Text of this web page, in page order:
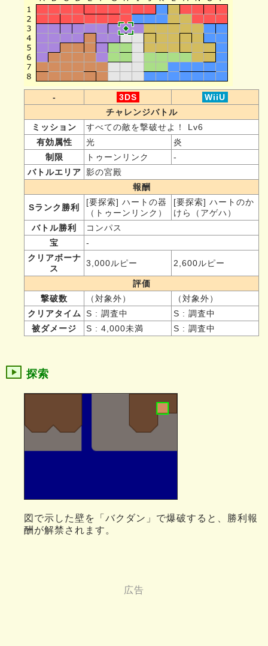
- 3DS
WiiU
チャレンジバトル
ミッション
すべての敵を撃破せよ！ Lv6
有効属性
光
炎
制限
トゥーンリンク
-
バトルエリア 影の宮殿
報酬
Sランク勝利
[要探索] ハートの器
（トゥーンリンク）
[要探索] ハートのか
けら（アゲハ）
バトル勝利
コンパス
宝
-
クリアボーナ
ス
3,000ルピー 2,600ルピー
評価
撃破数
（対象外）
（対象外）
クリアタイム
S : 調査中
S : 調査中
被ダメージ
S : 4,000未満 S : 調査中
探索
図で示した壁を「バクダン」で爆破すると、勝利報
酬が解禁されます。